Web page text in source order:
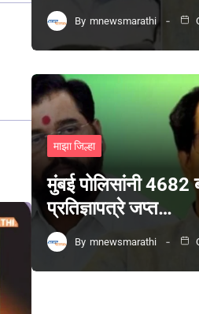
By mnewsmarathi
माझा जिल्हा
मुंबई पोलिसांनी 4682
प्रतिज्ञापत्रे जप्त…
By mnewsmarathi